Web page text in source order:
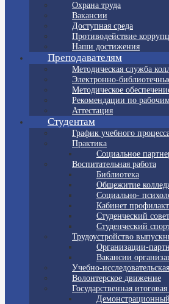
Охрана труда
Вакансии
Доступная среда
Противодействие
Наши достижения
Преподавателям
Методическая служба
Электронно-
Методическое
Рекомендации по
Аттестация
Студентам
График учебного
Практика
Социальное
Воспитательная работа
Библиотека
Общежитие
Социально-
Кабинет
Студенческий совет
Студенческий
Трудоустройство
Организации-
Вакансии
Учебно-
Волонтерское движение
Государственная итоговая